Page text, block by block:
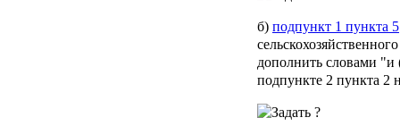
б) подпункт 1 пункта 5
дополнить словами "и
подпункте 2 пункта 2